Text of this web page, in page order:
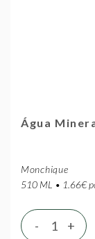
Água
Monchique
510 ML • 1.66€
+
-